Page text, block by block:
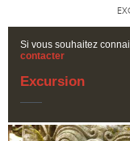
Si vous souhaitez
contacter
Excursion